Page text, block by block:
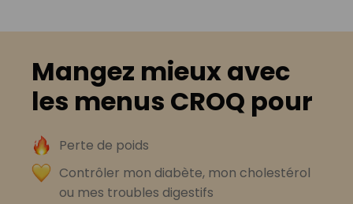
Mangez mieux avec
les menus CROQ pour
Perte de poids
Contrôler mon diabète, mon cholestérol
ou mes troubles digestifs